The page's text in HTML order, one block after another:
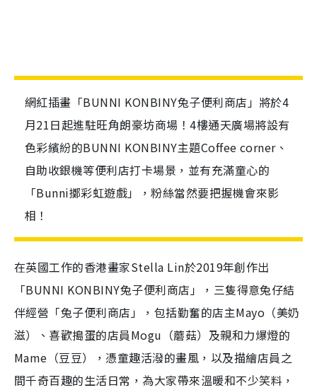
網紅插畫「BUNNI KONBINY兔子便利商店」將於4
月21日起進駐旺角朗豪坊商場！4樓通天廣場將設有
色彩繽紛的BUNNI KONBINY主題Coffee corner、
自助收銀機等便利店打卡場景，並有充滿童心的
「Bunni擲彩虹遊戲」，粉絲當然要把握機會來影
相！
在英國工作的香港畫家Stella Lin於2019年創作出
「BUNNI KONBINY兔子便利商店」，三隻得意兔仔結
伴經營「兔子便利商店」，包括勤奮的店主Mayo（美奶
滋）、喜歡搗蛋的店員Mogu（蘑菇）及親和力爆燈的
Mame（豆豆），憑童趣活潑的畫風，以及描繪店員之
間千奇百趣的生活日常，為大家帶來溫暖和不少笑料，